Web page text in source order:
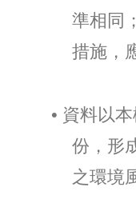
準相同
措施，
• 資料以
份，形
之環境